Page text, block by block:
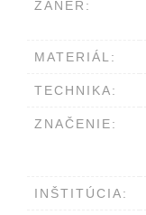
ŽÁNER:
MATERIÁL:
TECHNIKA:
ZNAČENIE:
INŠTITÚCIA: